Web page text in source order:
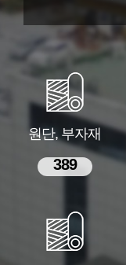
원단, 부자재
389